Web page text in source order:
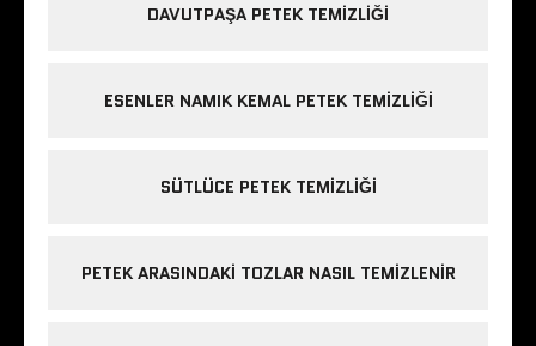
DAVUTPAŞA PETEK TEMIZLIĞI
ESENLER NAMIK KEMAL PETEK TEMIZLIĞI
SÜTLÜCE PETEK TEMIZLIĞI
PETEK ARASINDAKI TOZLAR NASIL TEMIZLENIR